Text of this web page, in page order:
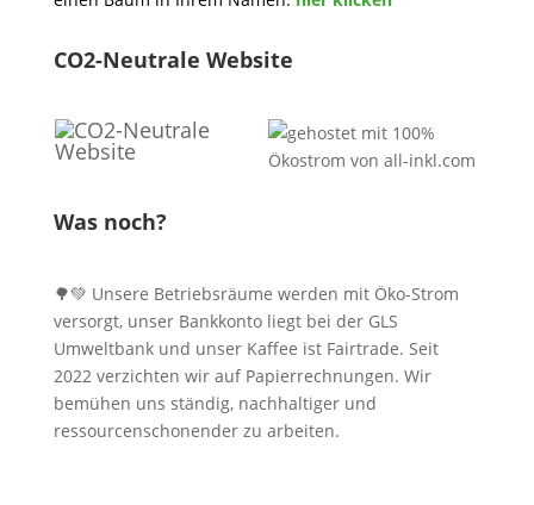
CO2-Neutrale Website
Was noch?
🌳💚 Unsere Betriebsräume werden mit Öko-Strom
versorgt, unser Bankkonto liegt bei der GLS
Umweltbank und unser Kaffee ist Fairtrade. Seit
2022 verzichten wir auf Papierrechnungen. Wir
bemühen uns ständig, nachhaltiger und
ressourcenschonender zu arbeiten.